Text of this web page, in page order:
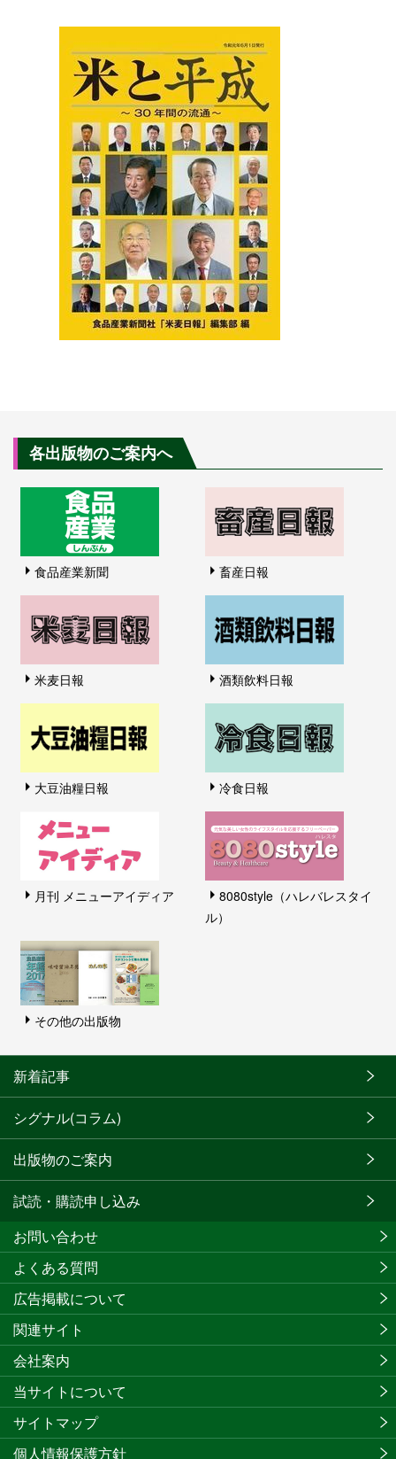
各出版物のご案内へ
食品産業新聞 畜産日報
米麦日報 酒類飲料日報
大豆油糧日報 冷食日報
月刊 メニューアイディア
8080style（ハレバレスタイ
ル）
その他の出版物
新着記事
シグナル(コラム)
出版物のご案内
試読・購読申し込み
お問い合わせ
よくある質問
広告掲載について
関連サイト
会社案内
当サイトについて
サイトマップ
個人情報保護方針